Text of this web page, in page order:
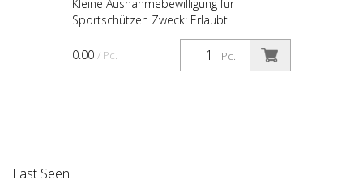
Kleine Ausnahmebewilligung für
Sportschützen Zweck: Erlaubt
Sportschützen, verbotene Waffen wie
halbautomatische Feuerwaffen zu
erwerben, die aus ehemaligen Automaten
Pc.
0.00 / Pc.
Last Seen